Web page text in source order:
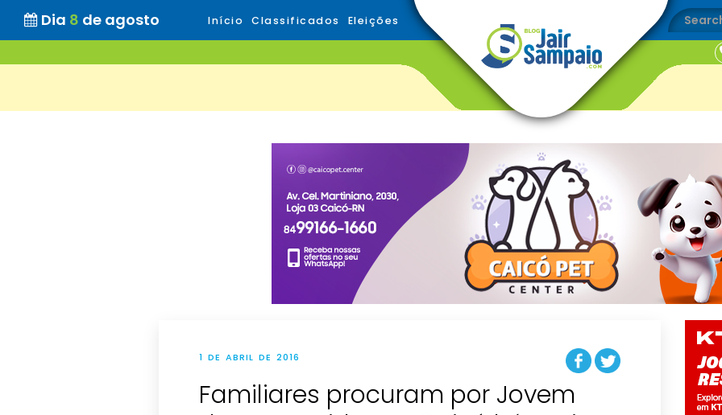
Dia 8 de agosto Início Classificados Eleições
1 DE ABRIL DE 2016
Familiares procuram por Jovem